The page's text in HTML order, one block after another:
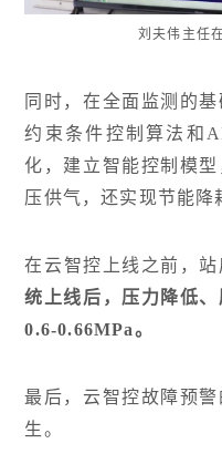
刘夫伟主任
同时，在全面监测的
约束条件控制算法和
化，建立智能控制模
压供气，还实现节能降
在云智控上线之前，站
统上线后，压力降低
0.6-0.66MPa。
最后，云智控故障预
生。